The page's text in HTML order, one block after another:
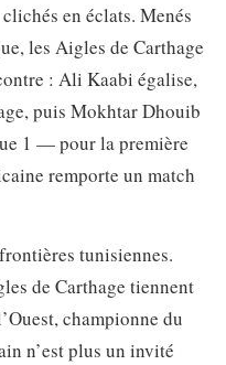
en éclats. Menés
les Aigles de Carthage
: Ali Kaabi égalise,
puis Mokhtar Dhouib
1 — pour la première
remporte un match
tunisiennes.
de Carthage tiennent
championne du
n’est plus un invité